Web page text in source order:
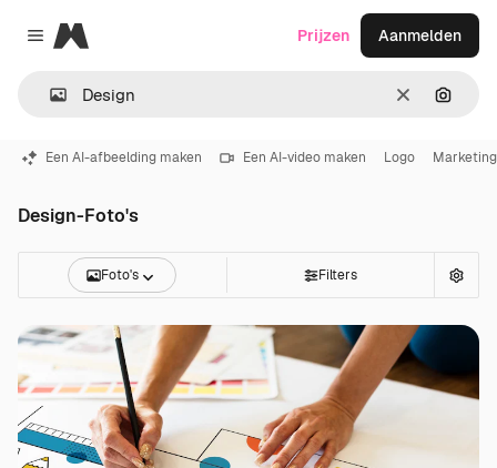
Close menu
Magnific
Wissen
Prijzen Aanmelden
Een AI-afbeelding maken Een AI-video maken Logo Marketing
Design-Foto's
Foto's Filters